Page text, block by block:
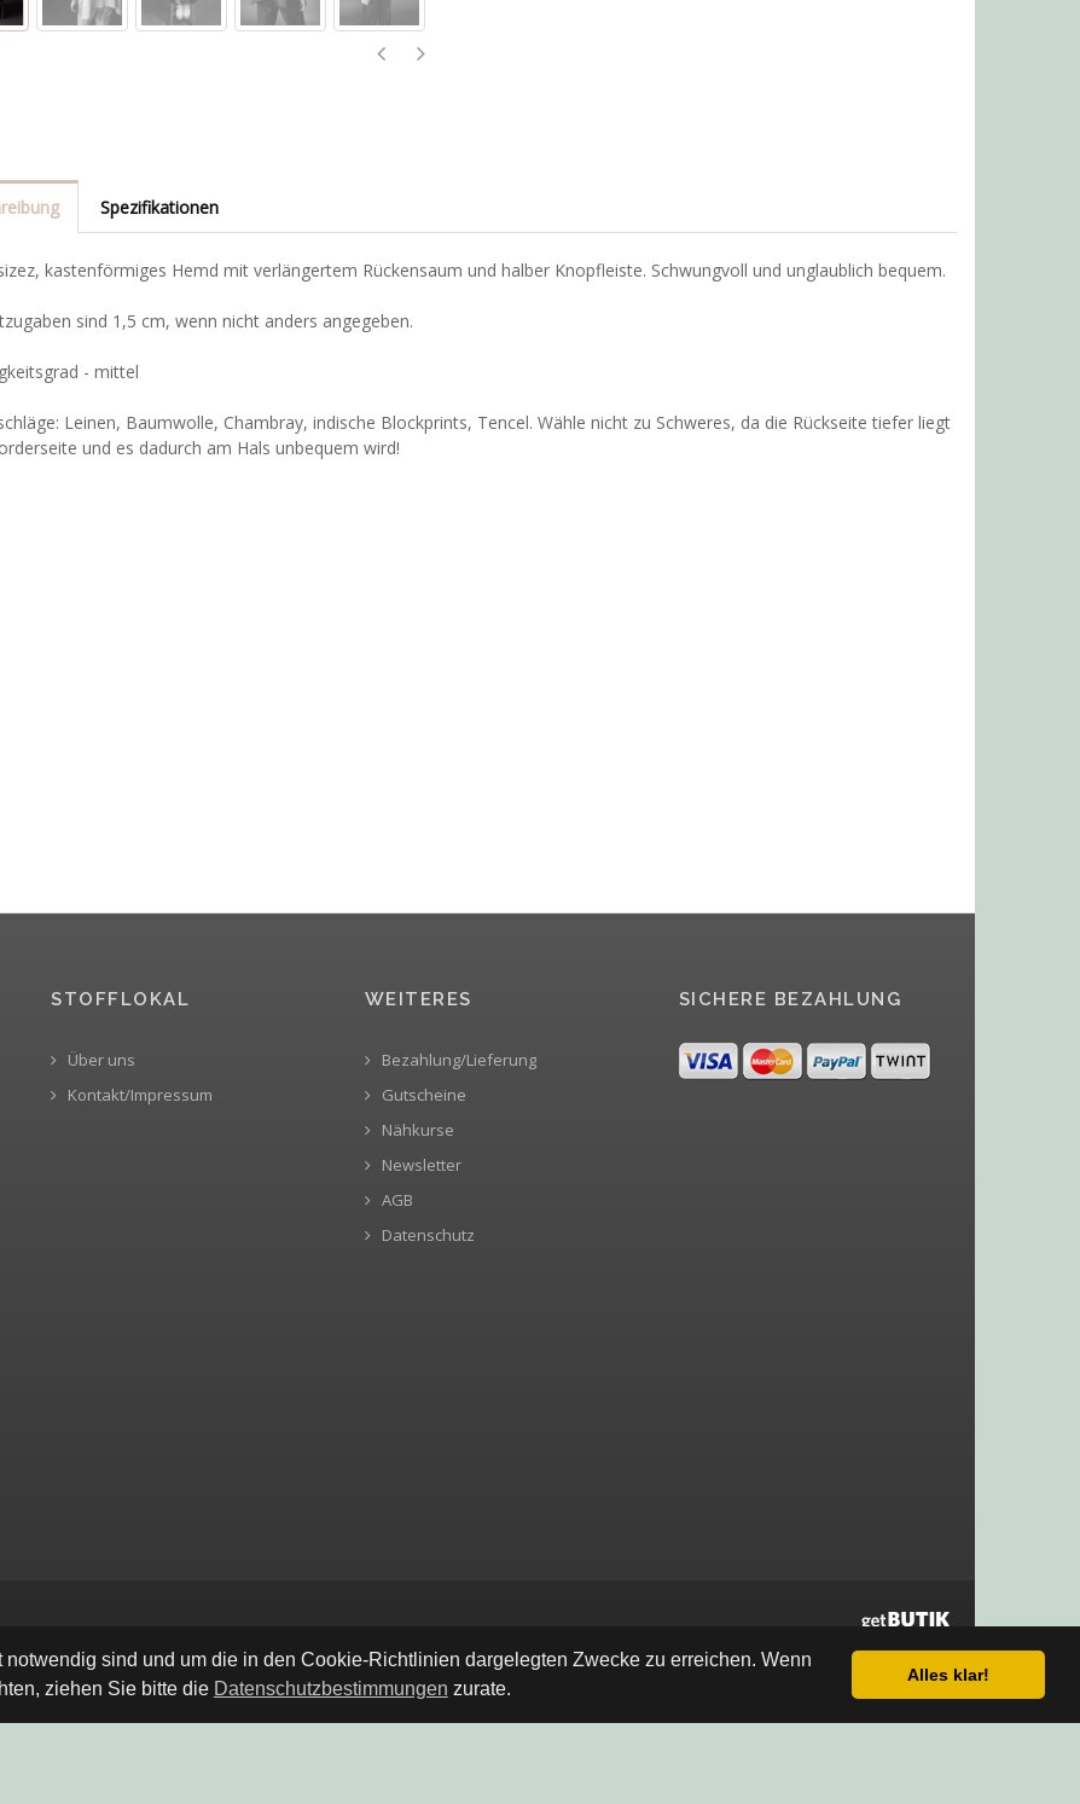
sind und um die in den Cookie-Richtlinien dargelegten Zwecke zu erreichen. Wenn
ziehen Sie bitte die Datenschutzbestimmungen zurate.
Alles klar!
Spezifikationen
kastenförmiges Hemd mit verlängertem Rückensaum und halber Knopfleiste. Schwungvoll und unglaublich bequem.
sind 1,5 cm, wenn nicht anders angegeben.
- mittel
Leinen, Baumwolle, Chambray, indische Blockprints, Tencel. Wähle nicht zu Schweres, da die Rückseite tiefer liegt
und es dadurch am Hals unbequem wird!
STOFFLOKAL
Über uns
Kontakt/Impressum
WEITERES
Bezahlung/Lieferung
Gutscheine
Nähkurse
Newsletter
AGB
Datenschutz
SICHERE BEZAHLUNG